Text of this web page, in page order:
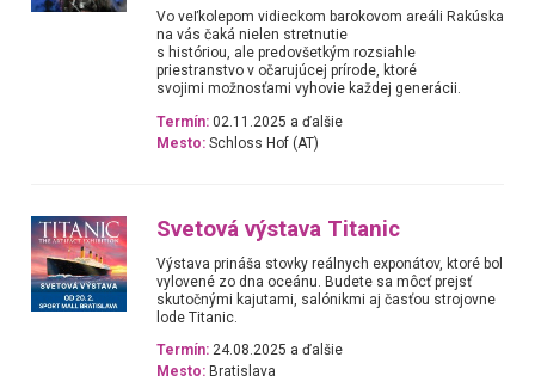
Vo veľkolepom vidieckom barokovom areáli Rakúska
na vás čaká nielen stretnutie
s históriou, ale predovšetkým rozsiahle
priestranstvo v očarujúcej prírode, ktoré
svojimi možnosťami vyhovie každej generácii.
Termín: 02.11.2025 a ďalšie
Mesto: Schloss Hof (AT)
Svetová výstava Titanic
Výstava prináša stovky reálnych exponátov, ktoré bol
vylovené zo dna oceánu. Budete sa môcť prejsť
skutočnými kajutami, salónikmi aj časťou strojovne
lode Titanic.
Termín: 24.08.2025 a ďalšie
Mesto: Bratislava